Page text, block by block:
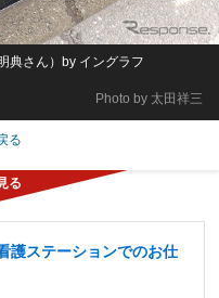
Photo by 太田祥三
典さん）by イングラフ
る
護ステーションでのお仕